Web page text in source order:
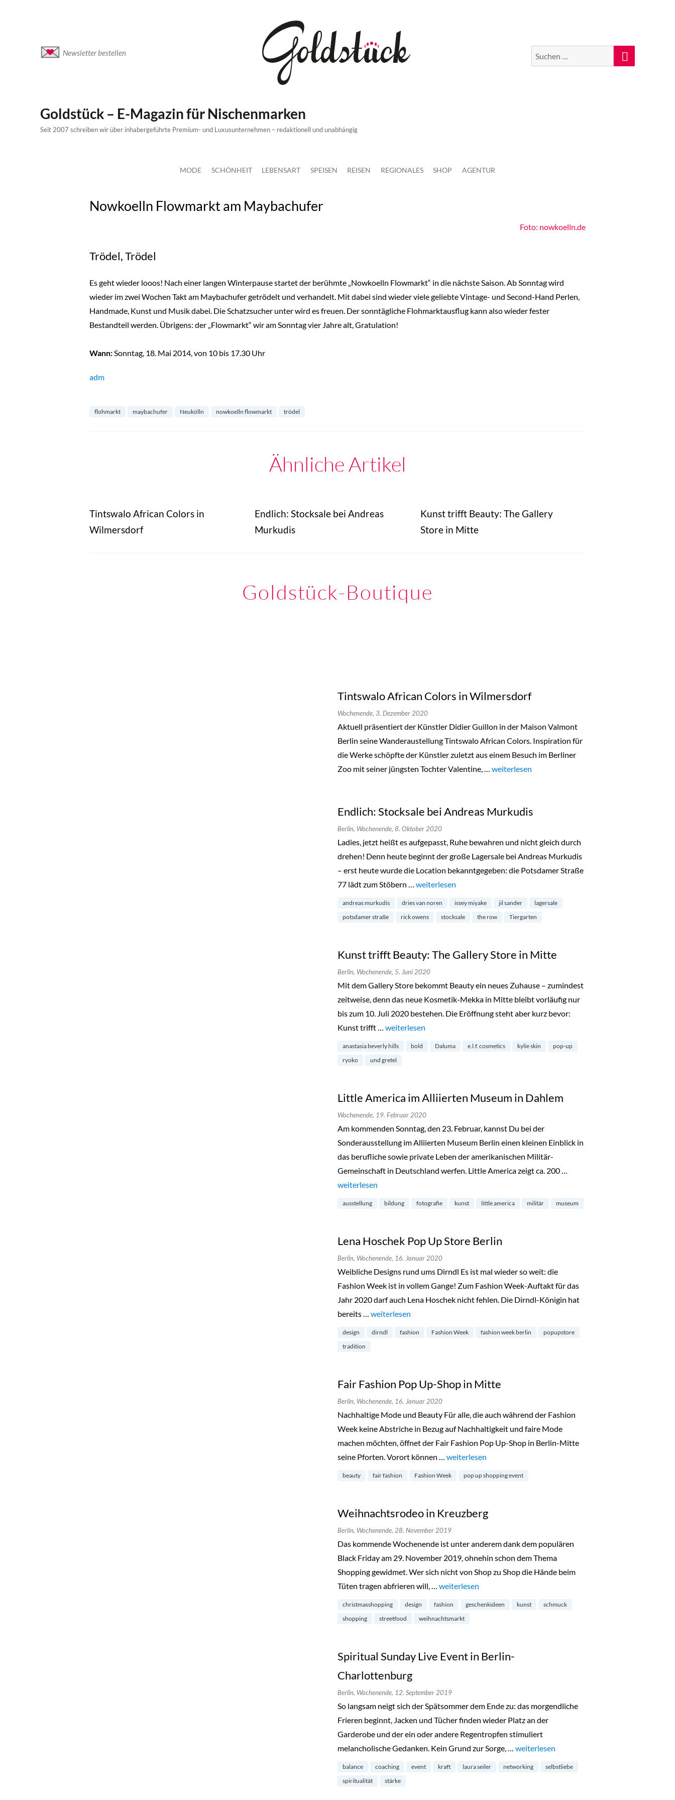
Newsletter bestellen
Suche
nach:
Suchen
Goldstück – E-Magazin für Nischenmarken
Seit 2007 schreiben wir über inhabergeführte Premium- und Luxusunternehmen – redaktionell und unabhängig
MODE SCHÖNHEIT LEBENSART SPEISEN REISEN REGIONALES SHOP AGENTUR
Nowkoelln Flowmarkt am Maybachufer
Foto: nowkoelln.de
Trödel, Trödel
Es geht wieder looos! Nach einer langen Winterpause startet der berühmte „Nowkoelln Flowmarkt“ in die nächste Saison. Ab Sonntag wird
wieder im zwei Wochen Takt am Maybachufer getrödelt und verhandelt. Mit dabei sind wieder viele geliebte Vintage- und Second-Hand Perlen,
Handmade, Kunst und Musik dabei. Die Schatzsucher unter wird es freuen. Der sonntägliche Flohmarktausflug kann also wieder fester
Bestandteil werden. Übrigens: der „Flowmarkt“ wir am Sonntag vier Jahre alt, Gratulation!
Wann:Sonntag, 18. Mai 2014, von 10 bis 17.30 Uhr
adm
flohmarkt maybachufer Neukölln nowkoelln flowmarkt trödel
Ähnliche Artikel
Tintswalo African Colors in
Wilmersdorf
Endlich: Stocksale bei Andreas
Murkudis
Kunst trifft Beauty: The Gallery
Store in Mitte
Goldstück-Boutique
Tintswalo African Colors in Wilmersdorf
Wochenende, 3. Dezember 2020
Aktuell präsentiert der Künstler Didier Guillon in der Maison Valmont
Berlin seine Wanderaustellung Tintswalo African Colors. Inspiration für
die Werke schöpfte der Künstler zuletzt aus einem Besuch im Berliner
Zoo mit seiner jüngsten Tochter Valentine, … „Tintswalo African Colors in Wilmersdorf“
weiterlesen
Endlich: Stocksale bei Andreas Murkudis
Berlin, Wochenende, 8. Oktober 2020
Ladies, jetzt heißt es aufgepasst, Ruhe bewahren und nicht gleich durch
drehen! Denn heute beginnt der große Lagersale bei Andreas Murkudis
– erst heute wurde die Location bekanntgegeben: die Potsdamer Straße
77 lädt zum Stöbern … „Endlich: Stocksale bei Andreas Murkudis“
weiterlesen
andreas murkudis dries van noren issey miyake jil sander
lagersale
potsdamer straße
rick owens stocksale the row Tiergarten
Kunst trifft Beauty: The Gallery Store in Mitte
Berlin, Wochenende, 5. Juni 2020
Mit dem Gallery Store bekommt Beauty ein neues Zuhause – zumindest
zeitweise, denn das neue Kosmetik-Mekka in Mitte bleibt vorläufig nur
bis zum 10. Juli 2020 bestehen. Die Eröffnung steht aber kurz bevor:
Kunst trifft … „Kunst trifft Beauty: The Gallery Store in Mitte“
weiterlesen
anastasia beverly hills bold Daluma e.l.f. cosmetics kylie skin
pop-up
ryoko
und gretel
Little America im Alliierten Museum in Dahlem
Wochenende, 19. Februar 2020
Am kommenden Sonntag, den 23. Februar, kannst Du bei der
Sonderausstellung im Alliierten Museum Berlin einen kleinen Einblick in
das berufliche sowie private Leben der amerikanischen Militär-
Gemeinschaft in Deutschland werfen. Little America zeigt ca. 200 …
„Little America im Alliierten Museum in Dahlem“
weiterlesen
ausstellung bildung fotografie kunst little america militär museum
Lena Hoschek Pop Up Store Berlin
Berlin, Wochenende, 16. Januar 2020
Weibliche Designs rund ums Dirndl Es ist mal wieder so weit: die
Fashion Week ist in vollem Gange! Zum Fashion Week-Auftakt für das
Jahr 2020 darf auch Lena Hoschek nicht fehlen. Die Dirndl-Königin hat
bereits … „Lena Hoschek Pop Up Store Berlin“
weiterlesen
design dirndl fashion Fashion Week fashion week berlin
popupstore
tradition
Fair Fashion Pop Up-Shop in Mitte
Berlin, Wochenende, 16. Januar 2020
Nachhaltige Mode und Beauty Für alle, die auch während der Fashion
Week keine Abstriche in Bezug auf Nachhaltigkeit und faire Mode
machen möchten, öffnet der Fair Fashion Pop Up-Shop in Berlin-Mitte
seine Pforten. Vorort können … „Fair Fashion Pop Up-Shop in Mitte“
weiterlesen
beauty fair fashion Fashion Week pop up shopping event
Weihnachtsrodeo in Kreuzberg
Berlin, Wochenende, 28. November 2019
Das kommende Wochenende ist unter anderem dank dem populären
Black Friday am 29. November 2019, ohnehin schon dem Thema
Shopping gewidmet. Wer sich nicht von Shop zu Shop die Hände beim
Tüten tragen abfrieren will, … „Weihnachtsrodeo in Kreuzberg“
weiterlesen
christmasshopping design fashion geschenkideen kunst
schmuck
shopping
streetfood weihnachtsmarkt
Spiritual Sunday Live Event in Berlin-
Charlottenburg
Berlin, Wochenende, 12. September 2019
So langsam neigt sich der Spätsommer dem Ende zu: das morgendliche
Frieren beginnt, Jacken und Tücher finden wieder Platz an der
Garderobe und der ein oder andere Regentropfen stimuliert
melancholische Gedanken. Kein Grund zur Sorge, … „Spiritual Sunday Live Event in Berlin-
weiterlesen
balance coaching event kraft laura seiler networking
selbstliebe
spiritualität
stärke